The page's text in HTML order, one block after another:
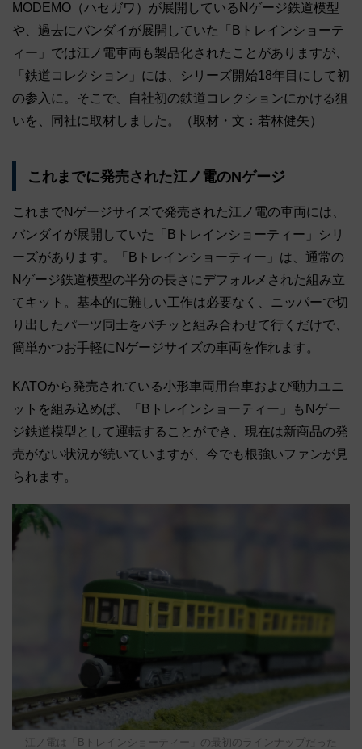
MODEMO（ハセガワ）が展開しているNゲージ鉄道模型
や、過去にバンダイが展開していた「Bトレインショーテ
ィー」では江ノ電車両も製品化されたことがありますが、
「鉄道コレクション」には、シリーズ開始18年目にして初
の参入に。そこで、自社初の鉄道コレクションにかける狙
いを、同社に取材しました。（取材・文：若林健矢）
これまでに発売された江ノ電のNゲージ
これまでNゲージサイズで発売された江ノ電の車両には、
バンダイが展開していた「Bトレインショーティー」シリ
ーズがあります。「Bトレインショーティー」は、通常の
Nゲージ鉄道模型の半分の長さにデフォルメされた組み立
てキット。基本的に難しい工作は必要なく、ニッパーで切
り出したパーツ同士をパチッと組み合わせて行くだけで、
簡単かつお手軽にNゲージサイズの車両を作れます。
KATOから発売されている小形車両用台車および動力ユニ
ットを組み込めば、「Bトレインショーティー」もNゲー
ジ鉄道模型として運転することができ、現在は新商品の発
売がない状況が続いていますが、今でも根強いファンが見
られます。
江ノ電は「Bトレインショーティー」の最初のラインナップだった